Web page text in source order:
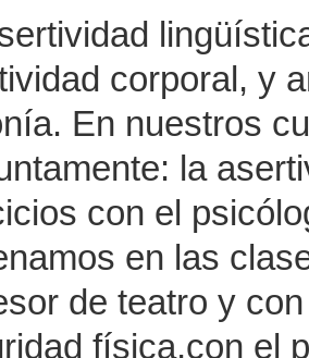
corporal, y
En nuestros
la
con el
en las
de teatro y
física,con el